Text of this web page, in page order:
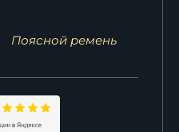
Поясной ремень